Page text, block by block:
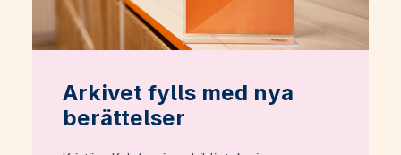
Arkivet fylls med nya
berättelser